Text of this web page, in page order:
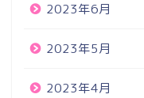
2023年6月
2023年5月
2023年4月